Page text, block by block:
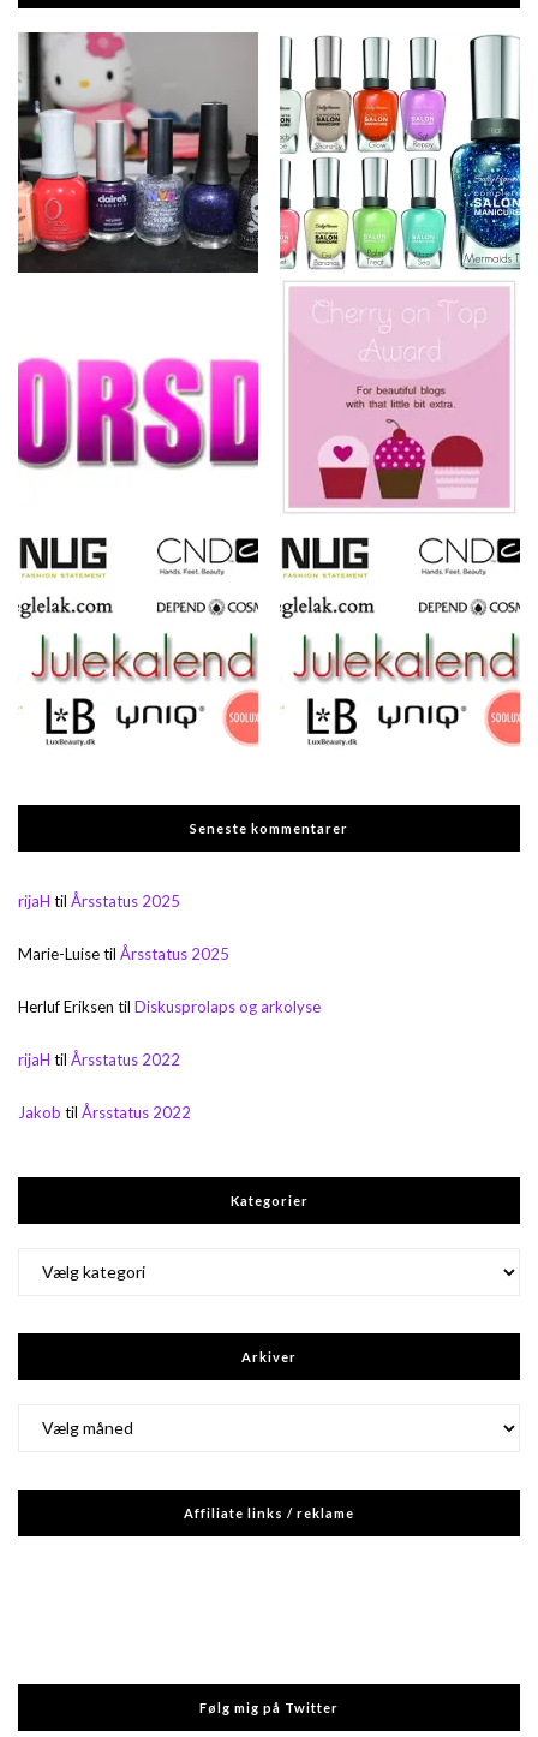
Seneste kommentarer
rijaH til Årsstatus 2025
Marie-Luisetil Årsstatus 2025
Herluf Eriksen til Diskusprolaps og arkolyse
rijaH til Årsstatus 2022
Jakob til Årsstatus 2022
Kategorier
Arkiver
Affiliate links / reklame
Følg mig på Twitter